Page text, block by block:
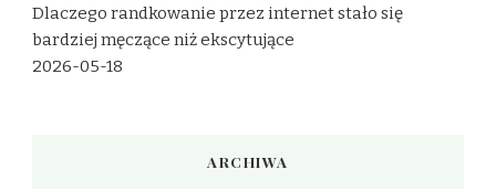
Dlaczego randkowanie przez internet stało się
bardziej męczące niż ekscytujące
2026-05-18
ARCHIWA